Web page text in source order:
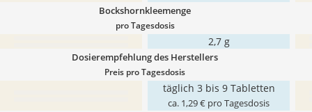
Bockshornkleemenge
pro Tagesdosis
2,7 g
Dosierempfehlung des Herstellers
Preis pro Tagesdosis
täglich 3 bis 9 Tabletten
ca. 1,29 € pro Tagesdosis